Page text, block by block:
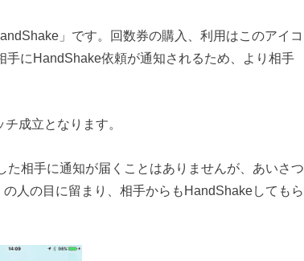
」です。回数券の購入、利用はこのアイコ
にHandShake依頼が通知されるため、より相手
成立となります。
相手に通知が届くことはありませんが、あいさつ
人の目に留まり、相手からもHandShakeしてもら